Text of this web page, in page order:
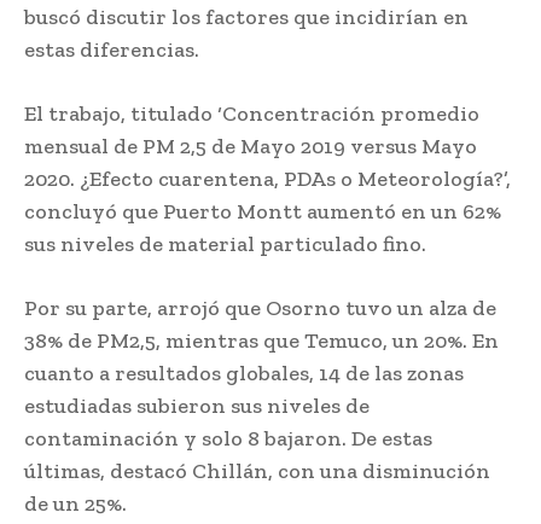
buscó discutir los factores que incidirían en
estas diferencias.
El trabajo, titulado ‘Concentración promedio
mensual de PM 2,5 de Mayo 2019 versus Mayo
2020. ¿Efecto cuarentena, PDAs o Meteorología?’,
concluyó que Puerto Montt aumentó en un 62%
sus niveles de material particulado fino.
Por su parte, arrojó que Osorno tuvo un alza de
38% de PM2,5, mientras que Temuco, un 20%. En
cuanto a resultados globales, 14 de las zonas
estudiadas subieron sus niveles de
contaminación y solo 8 bajaron. De estas
últimas, destacó Chillán, con una disminución
de un 25%.